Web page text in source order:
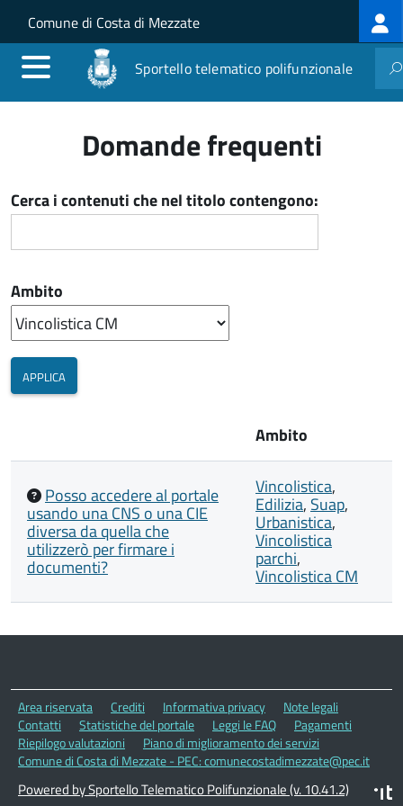
Salta al contenuto principale
Skip to site navigation
Comune di Costa di Mezzate
Sportello telematico polifunzionale
Domande frequenti
Cerca i contenuti che nel titolo contengono:
Ambito
Ambito
Posso accedere al portale
usando una CNS o una CIE
diversa da quella che
utilizzerò per firmare i
documenti?
Vincolistica,
Edilizia, Suap,
Urbanistica,
Vincolistica
parchi,
Vincolistica CM
Area riservata Crediti Informativa privacy
Note legali
Contatti
Statistiche del portale Leggi le FAQ
Pagamenti
Riepilogo valutazioni
Piano di miglioramento dei servizi
Comune di Costa di Mezzate - PEC: comunecostadimezzate@pec.it
Powered by Sportello Telematico Polifunzionale (v. 10.41.2)